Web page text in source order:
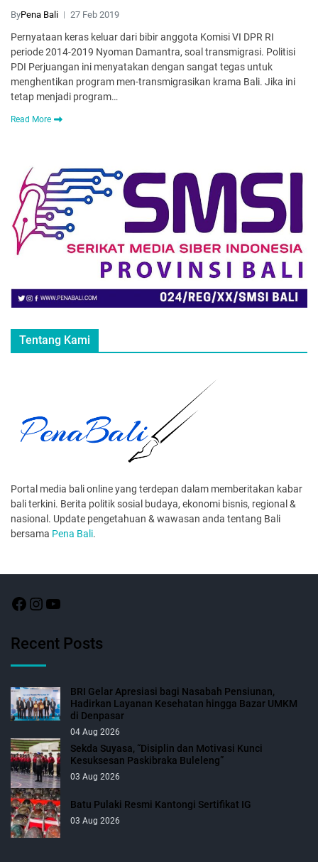
ByPena Bali 27 Feb 2019
Pernyataan keras keluar dari bibir anggota Komisi VI DPR RI
periode 2014-2019 Nyoman Damantra, soal transmigrasi. Politisi
PDI Perjuangan ini menyatakan dengan sangat tegas untuk
menghentikan program men-transmigrasikan krama Bali. Jika ini
tetap menjadi program…
Read More
Tentang Kami
Portal media bali online yang terdepan dalam memberitakan kabar
bali terkini. Berita politik sosial budaya, ekonomi bisnis, regional &
nasional. Update pengetahuan & wawasan anda tentang Bali
bersama Pena Bali.
Recent Posts
BRI Gelar Apresiasi bagi Nasabah Pensiunan,
Hadirkan Layanan Kesehatan hingga Bazar UMKM
di Denpasar
04 Aug 2026
Sekda Suyasa, “Disiplin dan Motivasi Kunci
Kesuksesan Paskibraka Buleleng”
03 Aug 2026
Batu Pulaki Resmi Kantongi Sertifikat IG
03 Aug 2026